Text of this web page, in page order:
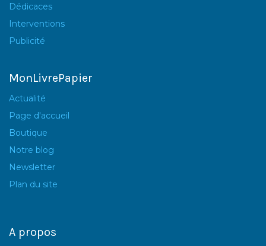
Dédicaces
Interventions
Publicité
MonLivrePapier
Actualité
Page d'accueil
Boutique
Notre blog
Newsletter
Plan du site
A propos